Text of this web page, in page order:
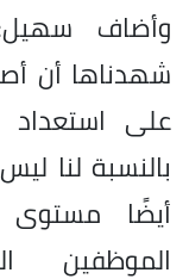
وأضاف
شهدناها أن
على استعداد
بالنسبة لنا
أيضًا
الموظفين